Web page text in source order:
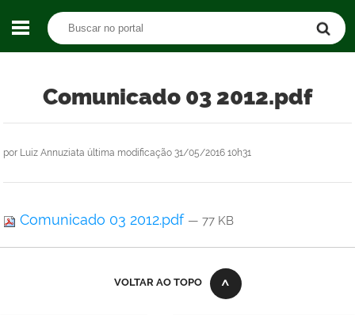
Comunicado 03 2012.pdf
por Luiz Annuziata última modificação 31/05/2016 10h31
Comunicado 03 2012.pdf — 77 KB
VOLTAR AO TOPO